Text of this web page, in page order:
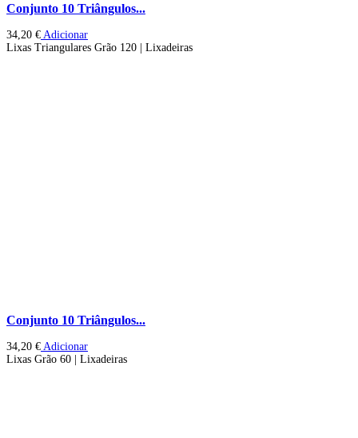
Conjunto 10 Triângulos...
34,20 € Adicionar
Lixas Triangulares Grão 120 | Lixadeiras
Conjunto 10 Triângulos...
34,20 € Adicionar
Lixas Grão 60 | Lixadeiras